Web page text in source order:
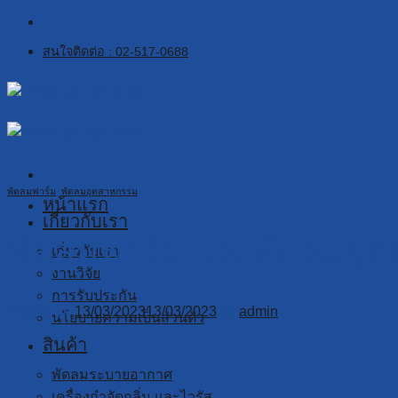
Skip
contentสนใจติดต่อ : 02-517-0688
หน้าแรก
เกี่ยวกับเรา
เกี่ยวกับเรา
งานวิจัย
การรับประกัน
นโยบายความเป็นส่วนตัว
สินค้า
พัดลมระบายอากาศ
พัดลมฟาร์ม พัดลมอุตสาหกรรม
พัดลมฟาร์ม VS พัดลมอุ
Posted on13/03/202313/03/2023 admin